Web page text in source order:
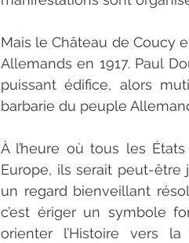
Mais le Château de Coucy
Allemands en 1917. Paul
puissant édifice, alors
barbarie du peuple
À l’heure où tous les
Europe, ils serait peut-être
un regard bienveillant
c’est ériger un symbole
orienter l’Histoire vers